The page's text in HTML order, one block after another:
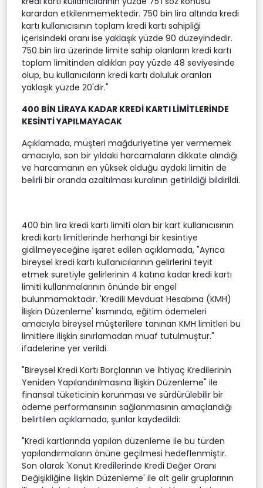
karardan etkilenmemektedir. 750 bin lira altında kredi
kartı kullanıcısının toplam kredi kartı sahipliği
içerisindeki oranı ise yaklaşık yüzde 90 düzeyindedir.
750 bin lira üzerinde limite sahip olanların kredi kartı
toplam limitinden aldıkları pay yüzde 48 seviyesinde
olup, bu kullanıcıların kredi kartı doluluk oranları
yaklaşık yüzde 20'dir."
400 BİN LİRAYA KADAR KREDİ KARTI LİMİTLERİNDE
KESİNTİ YAPILMAYACAK
Açıklamada, müşteri mağduriyetine yer vermemek
amacıyla, son bir yıldaki harcamaların dikkate alındığı
ve harcamanın en yüksek olduğu aydaki limitin de
belirli bir oranda azaltılması kuralının getirildiği bildirildi.
400 bin lira kredi kartı limiti olan bir kart kullanıcısının
kredi kartı limitlerinde herhangi bir kesintiye
gidilmeyeceğine işaret edilen açıklamada, "Ayrıca
bireysel kredi kartı kullanıcılarının gelirlerini teyit
etmek suretiyle gelirlerinin 4 katına kadar kredi kartı
limiti kullanmalarının önünde bir engel
bulunmamaktadır. 'Kredili Mevduat Hesabına (KMH)
İlişkin Düzenleme' kısmında, eğitim ödemeleri
amacıyla bireysel müşterilere tanınan KMH limitleri bu
limitlere ilişkin sınırlamadan muaf tutulmuştur."
ifadelerine yer verildi.
"Bireysel Kredi Kartı Borçlarının ve İhtiyaç Kredilerinin
Yeniden Yapılandırılmasına İlişkin Düzenleme" ile
finansal tüketicinin korunması ve sürdürülebilir bir
ödeme performansının sağlanmasının amaçlandığı
belirtilen açıklamada, şunlar kaydedildi:
"Kredi kartlarında yapılan düzenleme ile bu türden
yapılandırmaların önüne geçilmesi hedeflenmiştir.
Son olarak 'Konut Kredilerinde Kredi Değer Oranı
Değişikliğine İlişkin Düzenleme' ile alt gelir gruplarının